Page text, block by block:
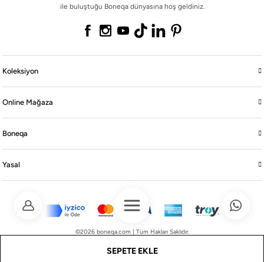
SEPETE EKLE
ile buluştuğu Boneqa dünyasına hoş geldiniz.
Koleksiyon
Online Mağaza
Boneqa
Yasal
©2026 boneqa.com | Tüm Hakları Saklıdır.
E-ticaretpaketleri ile hazırlanmıştır.